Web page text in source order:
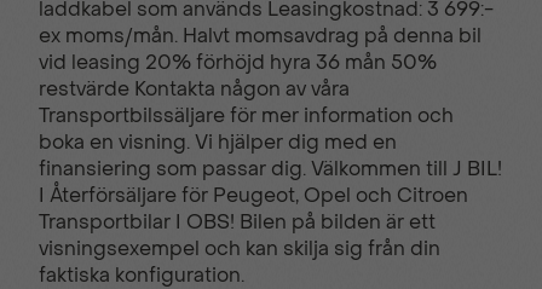
Visiopark 180°
Backkamera
laddkabel som används Leasingkostnad: 3 699:-
ex moms/mån. Halvt momsavdrag på denna bil
vid leasing 20% förhöjd hyra 36 mån 50%
restvärde Kontakta någon av våra
Transportbilssäljare för mer information och
boka en visning. Vi hjälper dig med en
finansiering som passar dig. Välkommen till J BIL!
I Återförsäljare för Peugeot, Opel och Citroen
Transportbilar I OBS! Bilen på bilden är ett
visningsexempel och kan skilja sig från din
faktiska konfiguration.